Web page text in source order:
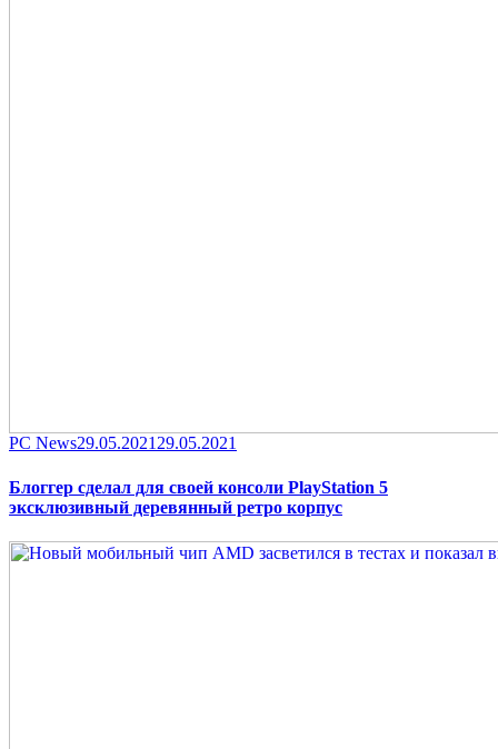
Category
PC NewsPosted
29.05.2021 29.05.2021
Блоггер сделал для своей консоли PlayStation 5
эксклюзивный деревянный ретро корпус